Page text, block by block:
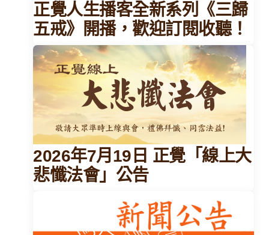
正覺人生播客全新系列《三歸
五戒》開播，歡迎訂閱收聽！
2026年7月19日 正覺「線上大
悲懺法會」公告